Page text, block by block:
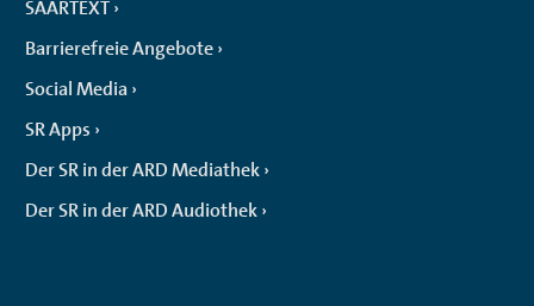
SAARTEXT
Barrierefreie Angebote
Social Media
SR Apps
Der SR in der ARD Mediathek
Der SR in der ARD Audiothek